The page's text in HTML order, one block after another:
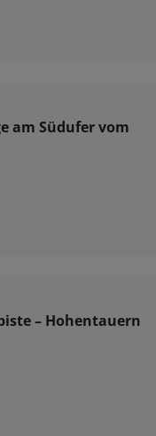
am Südufer vom
– Hohentauern